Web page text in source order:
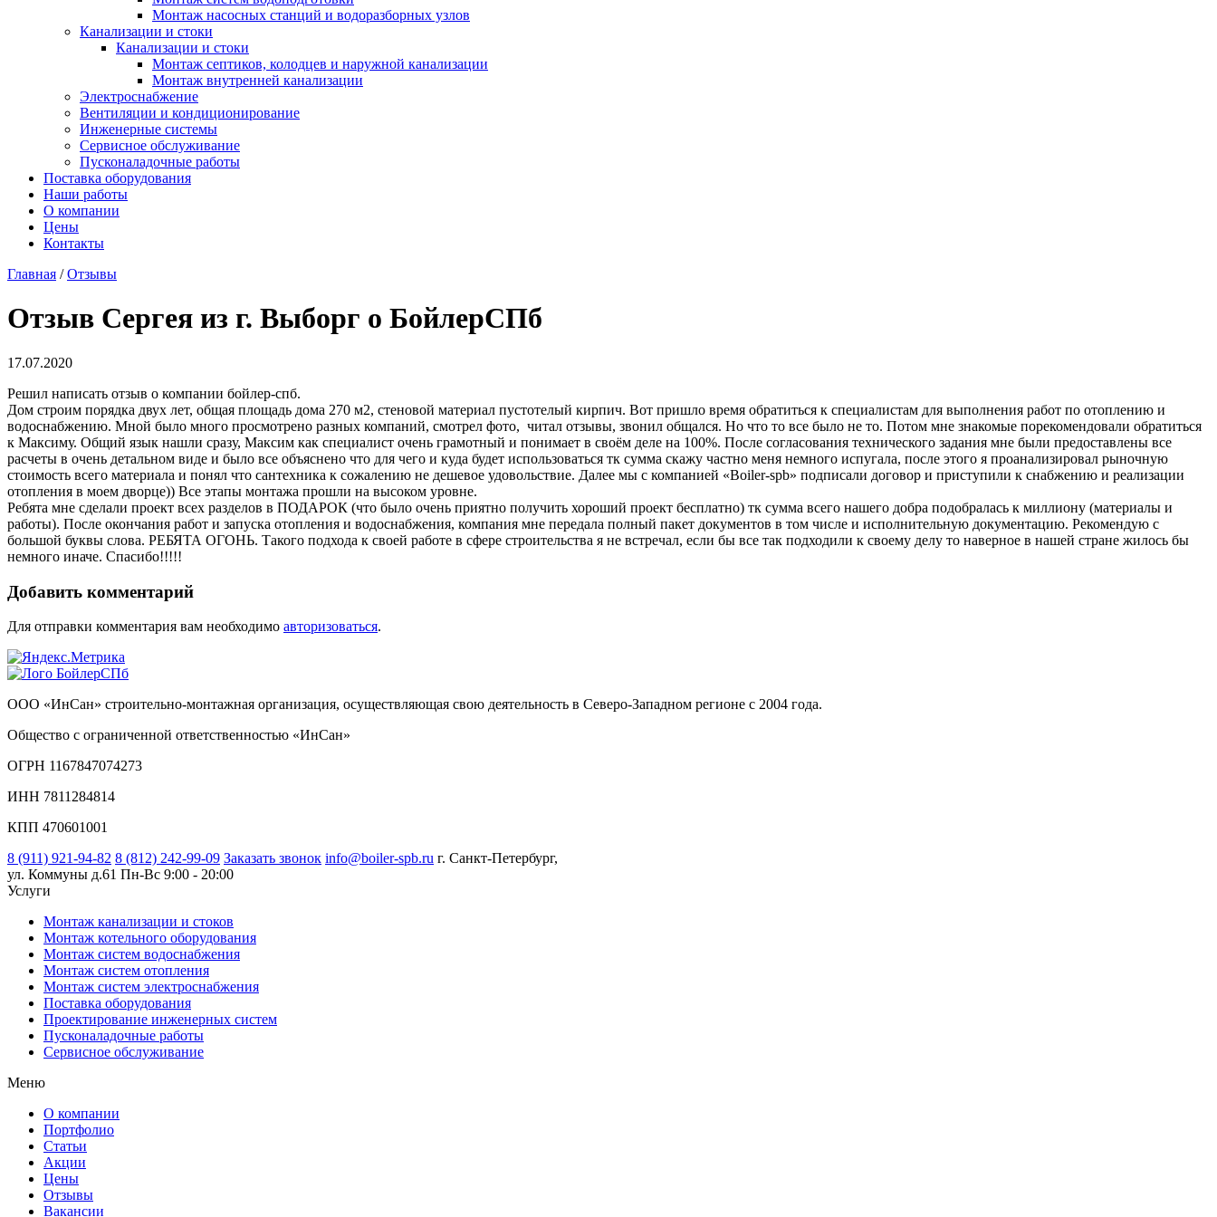
Монтаж насосных станций и водоразборных узлов
Канализации и стоки
Канализации и стоки
Монтаж септиков, колодцев и наружной канализации
Монтаж внутренней канализации
Электроснабжение
Вентиляции и кондиционирование
Инженерные системы
Сервисное обслуживание
Пусконаладочные работы
Поставка оборудования
Наши работы
О компании
Цены
Контакты
Главная /Отзывы
Отзыв Сергея из г. Выборг о БойлерСПб
17.07.2020
Решил написать отзыв о компании бойлер-спб.
Дом строим порядка двух лет, общая площадь дома 270 м2, стеновой материал пустотелый кирпич. Вот пришло время обратиться к специалистам для выполнения работ по отоплению и
водоснабжению. Мной было много просмотрено разных компаний, смотрел фото, читал отзывы, звонил общался. Но что то все было не то. Потом мне знакомые порекомендовали обратиться
к Максиму. Общий язык нашли сразу, Максим как специалист очень грамотный и понимает в своём деле на 100%. После согласования технического задания мне были предоставлены все
расчеты в очень детальном виде и было все объяснено что для чего и куда будет использоваться тк сумма скажу частно меня немного испугала, после этого я проанализировал рыночную
стоимость всего материала и понял что сантехника к сожалению не дешевое удовольствие. Далее мы с компанией «Boiler-spb» подписали договор и приступили к снабжению и реализации
отопления в моем дворце)) Все этапы монтажа прошли на высоком уровне.
Ребята мне сделали проект всех разделов в ПОДАРОК (что было очень приятно получить хороший проект бесплатно) тк сумма всего нашего добра подобралась к миллиону (материалы и
работы). После окончания работ и запуска отопления и водоснабжения, компания мне передала полный пакет документов в том числе и исполнительную документацию. Рекомендую с
большой буквы слова. РЕБЯТА ОГОНЬ. Такого подхода к своей работе в сфере строительства я не встречал, если бы все так подходили к своему делу то наверное в нашей стране жилось бы
немного иначе. Спасибо!!!!!
Добавить комментарий
Для отправки комментария вам необходимо авторизоваться.
ООО «ИнСан» строительно-монтажная организация, осуществляющая свою деятельность в Северо-Западном регионе с 2004 года.
Общество с ограниченной ответственностью «ИнСан»
ОГРН 1167847074273
ИНН 7811284814
КПП 470601001
8 (911) 921-94-82 8 (812) 242-99-09 Заказать звонок info@boiler-spb.ru г. Санкт-Петербург,
ул. Коммуны д.61 Пн-Вс 9:00 - 20:00
Услуги
Монтаж канализации и стоков
Монтаж котельного оборудования
Монтаж систем водоснабжения
Монтаж систем отопления
Монтаж систем электроснабжения
Поставка оборудования
Проектирование инженерных систем
Пусконаладочные работы
Сервисное обслуживание
Меню
О компании
Портфолио
Статьи
Акции
Цены
Отзывы
Вакансии